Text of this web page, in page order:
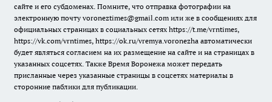
сайте и его субдоменах. Помните, что отправка фотографии на
электронную почту voroneztimes@gmail.com или же в сообщениях для
официальных страницах в социальных сетях https://t.me/vrntimes,
https://vk.com/vrntimes, https://ok.ru/vremya.voronezha автоматически
будет являться согласием на их размещение на сайте и на страницах в
указанных соцсетях. Также Время Воронежа может передать
присланные через указанные страницы в соцсетях материалы в
сторонние паблики для публикации.